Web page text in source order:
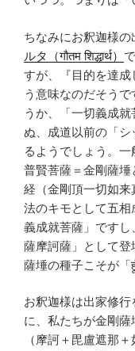
ちなみにお釈迦様の
ルタ（गौतम शिद्धार्थ）
すが、『目的を達
う意味なのだそう
うか、「一切義成
ぬ、成道以前の「
るようでしょう。
普賢菩薩＝金剛薩
経（金剛頂一切如
法のキモとして五
義成就菩薩」です
薩摩訶薩」として登
薩埵の種子こそが「
お釈迦様は出家修行
に、私たちが金剛
（摩訶＋毘盧遮那